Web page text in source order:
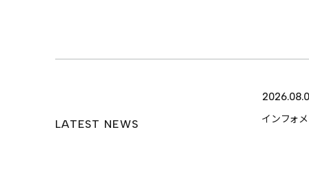
LATEST NEWS インフォ